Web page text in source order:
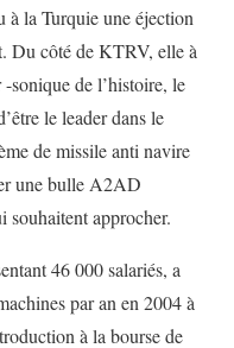
à la Turquie une éjection
Du côté de KTRV, elle à
sonique de l’histoire, le
le leader dans le
de missile anti navire
une bulle A2AD
souhaitent approcher.
46 000 salariés, a
par an en 2004 à
à la bourse de